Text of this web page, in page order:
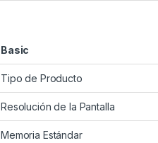
Basic
Tipo de Producto
Resolución de la Pantalla
Memoria Estándar